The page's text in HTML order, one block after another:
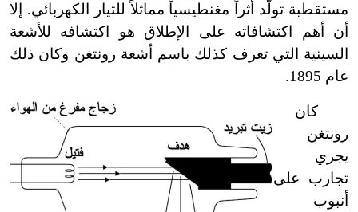
مستقطبة تولّد أثراً مغنطيسياً مماثلاً للتيار الكهربائي. إلا
أن أهم اكتشافاته على الإطلاق هو اكتشافه للأشعة
السينية التي تعرف كذلك باسم أشعة رونتغن وكان ذلك
عام 1895.
كان
رونتغن
يجري
تجارب على
أنبوب